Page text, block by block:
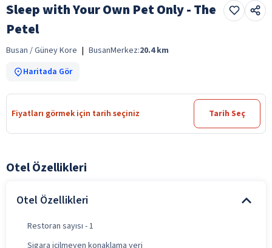
Sleep with Your Own Pet Only - The
Petel
Busan / Güney Kore | BusanMerkez:20.4 km
Haritada Gör
Fiyatları görmek için tarih seçiniz Tarih Seç
Otel Özellikleri
Otel Özellikleri
Restoran sayısı - 1
Sigara içilmeyen konaklama yeri